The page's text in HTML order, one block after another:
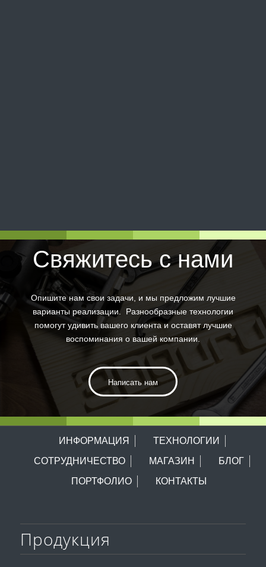
Свяжитесь с нами
Опишите нам свои задачи, и мы предложим лучшие
варианты реализации. Разнообразные технологии
помогут удивить вашего клиента и оставят лучшие
воспоминания о вашей компании.
Написать нам
ИНФОРМАЦИЯ
ТЕХНОЛОГИИ
СОТРУДНИЧЕСТВО
МАГАЗИН
БЛОГ
ПОРТФОЛИО
КОНТАКТЫ
Продукция